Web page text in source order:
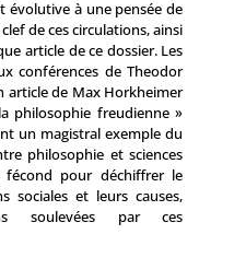
à une pensée de
de ces circulations, ainsi
article de ce dossier. Les
conférences de Theodor
article de Max Horkheimer
philosophie freudienne »
un magistral exemple du
philosophie et sciences
pour déchiffrer le
sociales et leurs causes,
soulevées par ces